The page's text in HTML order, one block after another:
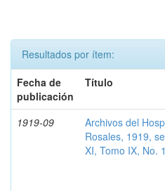
Resultados por ítem:
Fecha de
publicación
Título
1919-09
Archivos del
Rosales, 1919,
XI, Tomo IX, No.